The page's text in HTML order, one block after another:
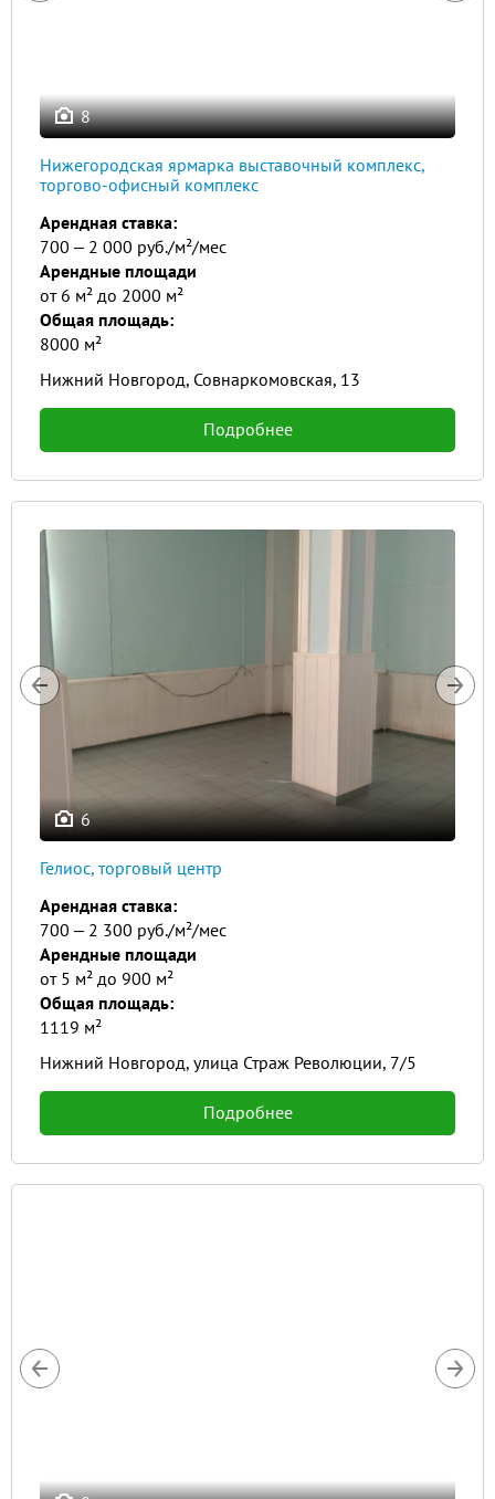
8
Нижегородская ярмарка выставочный комплекс,
торгово-офисный комплекс
Арендная ставка:
700 ‒ 2 000 руб./м²/мес
Арендные площади
от 6 м² до 2000 м²
Общая площадь:
8000 м²
Нижний Новгород, Совнаркомовская, 13
Подробнее
6
Гелиос, торговый центр
Арендная ставка:
700 ‒ 2 300 руб./м²/мес
Арендные площади
от 5 м² до 900 м²
Общая площадь:
1119 м²
Нижний Новгород, улица Страж Революции, 7/5
Подробнее